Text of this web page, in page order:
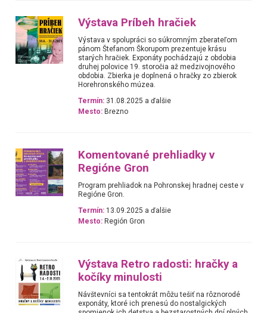
Výstava Príbeh hračiek
Výstava v spolupráci so súkromným zberateľom
pánom Štefanom Škorupom prezentuje krásu
starých hračiek. Exponáty pochádzajú z obdobia
druhej polovice 19. storočia až medzivojnového
obdobia. Zbierka je doplnená o hračky zo zbierok
Horehronského múzea.
Termín: 31.08.2025 a ďalšie
Mesto: Brezno
Komentované prehliadky v
Regióne Gron
Program prehliadok na Pohronskej hradnej ceste v
Regióne Gron.
Termín: 13.09.2025 a ďalšie
Mesto: Región Gron
Výstava Retro radosti: hračky a
kočíky minulosti
Návštevníci sa tentokrát môžu tešiť na rôznorodé
exponáty, ktoré ich prenesú do nostalgických